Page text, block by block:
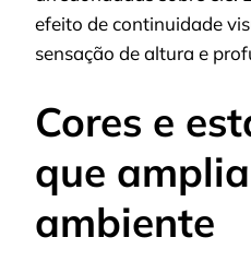
efeito de continuidade
sensação de altura e
Cores e
que
ambiente